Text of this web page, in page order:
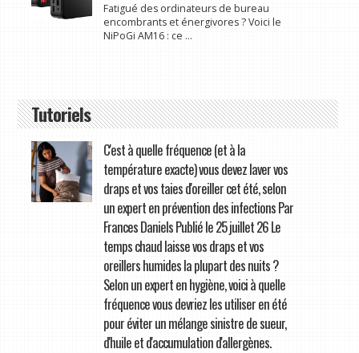
Fatigué des ordinateurs de bureau
encombrants et énergivores ? Voici le
NiPoGi AM16 : ce ...
Tutoriels
C'est à quelle fréquence (et à la
température exacte) vous devez laver vos
draps et vos taies d'oreiller cet été, selon
un expert en prévention des infections Par
Frances Daniels Publié le 25 juillet 26 Le
temps chaud laisse vos draps et vos
oreillers humides la plupart des nuits ?
Selon un expert en hygiène, voici à quelle
fréquence vous devriez les utiliser en été
pour éviter un mélange sinistre de sueur,
d'huile et d'accumulation d'allergènes.